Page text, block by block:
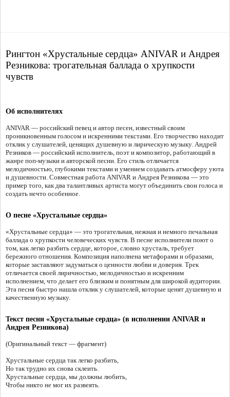
Рингтон «Хрустальные сердца» ANIVAR и Андрея
Резникова: трогательная баллада о хрупкости
чувств
Об исполнителях
ANIVAR — российский певец и автор песен, известный своим
проникновенным голосом и искренними текстами. Его творчество находит
отклик у слушателей, ценящих душевную и лирическую музыку. Андрей
Резников — российский исполнитель, поэт и композитор, работающий в
жанре поп-музыки и авторской песни. Его стиль отличается
мелодичностью, глубокими текстами и умением создавать атмосферу уюта
и душевности. Совместная работа ANIVAR и Андрея Резникова — это
пример того, как два талантливых артиста могут объединить свои голоса и
создать нечто особенное.
О песне «Хрустальные сердца»
«Хрустальные сердца» — это трогательная, нежная и немного печальная
баллада о хрупкости человеческих чувств. В песне исполнители поют о
том, как легко разбить сердце, которое, словно хрусталь, требует
бережного отношения. Композиция наполнена метафорами и образами,
которые заставляют задуматься о ценности любви и доверия. Трек
отличается своей лиричностью, мелодичностью и искренним
исполнением, что делает его близким и понятным для широкой аудитории.
Эта песня быстро нашла отклик у слушателей, которые ценят душевную и
качественную музыку.
Текст песни «Хрустальные сердца» (в исполнении ANIVAR и
Андрея Резникова)
(Оригинальный текст — фрагмент)
Хрустальные сердца так легко разбить,
Но так трудно их снова склеить.
Хрустальные сердца, мы должны любить,
Чтобы никто не мог их развеять.